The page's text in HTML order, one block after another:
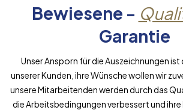
Bewiesene -
Garantie
Unser Ansporn für die Auszeichnungen
unserer Kunden, ihre Wünsche wollen wir
unsere Mitarbeitenden werden durch das
die Arbeitsbedingungen verbessert und